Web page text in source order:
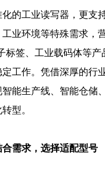
的工业读写器，更支
业环境等特殊需求，
标签、工业载码体等产
工作。凭借深厚的行
能生产线、智能仓储
型。
需求，选择适配型号